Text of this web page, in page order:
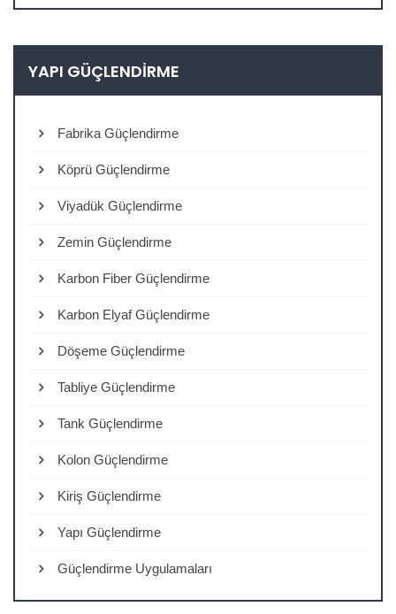
YAPI GÜÇLENDIRME
Fabrika Güçlendirme
Köprü Güçlendirme
Viyadük Güçlendirme
Zemin Güçlendirme
Karbon Fiber Güçlendirme
Karbon Elyaf Güçlendirme
Döşeme Güçlendirme
Tabliye Güçlendirme
Tank Güçlendirme
Kolon Güçlendirme
Kiriş Güçlendirme
Yapı Güçlendirme
Güçlendirme Uygulamaları